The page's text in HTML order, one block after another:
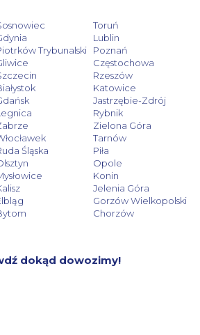
Toruń
Lublin
Trybunalski
Poznań
Częstochowa
Rzeszów
Katowice
Jastrzębie-Zdrój
Rybnik
Zielona Góra
Tarnów
Śląska
Piła
Opole
Konin
Jelenia Góra
Gorzów Wielkopolski
Chorzów
dokąd dowozimy!